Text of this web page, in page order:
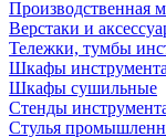
Производственная
Верстаки и
Тележки, тумбы
Шкафы
Шкафы сушильные
Стенды
Cтулья